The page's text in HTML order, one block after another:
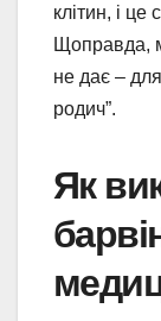
клітин, і
Щоправда,
не дає –
родич”.
Як